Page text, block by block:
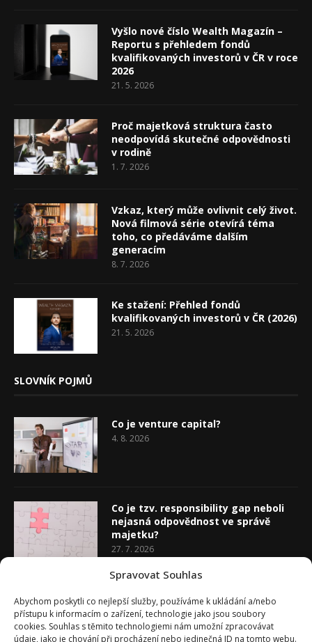
Spravovat Souhlas
Abychom poskytli co nejlepší služby, používáme k ukládání a/nebo
přístupu k informacím o zařízení, technologie jako jsou soubory
cookies. Souhlas s těmito technologiemi nám umožní zpracovávat
údaje, jako je chování při procházení nebo jedinečná ID na tomto webu.
Vyšlo nové číslo Wealth Magazín –
Reportu s přehledem fondů
kvalifikovaných investorů v ČR v roce
2026
21. 5. 2026
Proč majetková struktura často
neodpovídá skutečné odpovědnosti
v rodině
1. 7. 2026
Vzkaz, který může ovlivnit celý život.
Nová filmová série otevírá téma
toho, co předáváme dalším
generacím
8. 7. 2026
Ke stažení: Přehled fondů
kvalifikovaných investorů v ČR (2026)
21. 5. 2026
SLOVNÍK POJMŮ
Co je venture capital?
4. 8. 2026
Co je tzv. responsibility gap neboli
nejasná odpovědnost ve správě
majetku?
27. 7. 2026
20. 7. 2026